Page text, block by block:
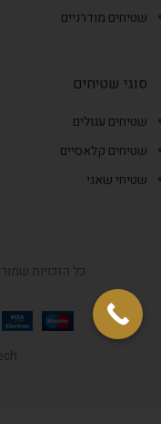
שטיחים מודרניים
סוגי שטיחים
שטיחים עגולים
שטיחים קלאסיים
שטיחי שאגי
כל הזכויות